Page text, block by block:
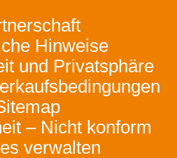
Hinweise
und Privatsphäre
– Nicht konform
verwalten